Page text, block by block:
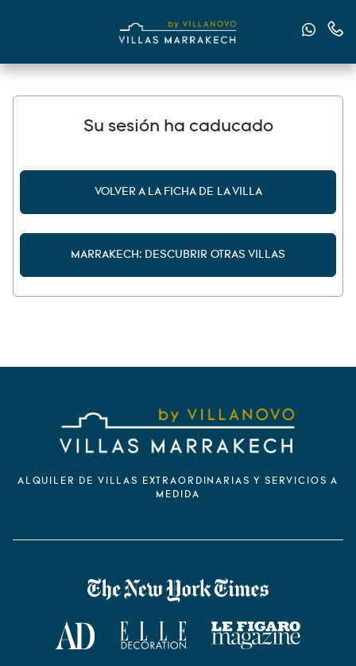
Su sesión ha caducado
VOLVER A LA FICHA DE LA VILLA
MARRAKECH: DESCUBRIR OTRAS VILLAS
ALQUILER DE VILLAS EXTRAORDINARIAS Y SERVICIOS A
MEDIDA
VILLANOVO DANS LA PRESSE
The New York Times
AD MagazineELLE Décoration Le Figaro Magazine